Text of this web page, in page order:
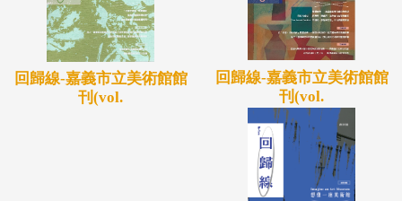
回歸線-嘉義市立美術館館
刊(vol.
回歸線-嘉義市立美術館館
刊(vol.